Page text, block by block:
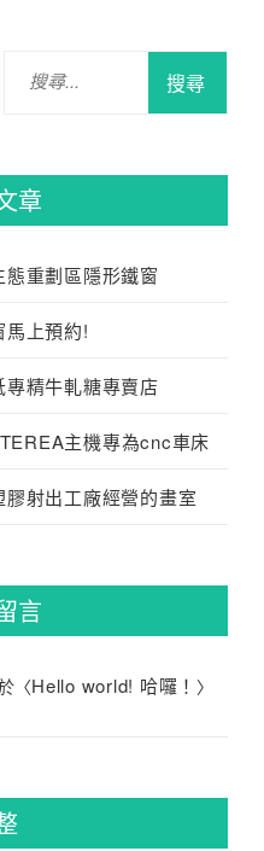
章
重劃區隱形鐵窗
馬上預約!
精牛軋糖專賣店
主機專為cnc車床
射出工廠經營的畫室
言
〈Hello world! 哈囉！ 〉